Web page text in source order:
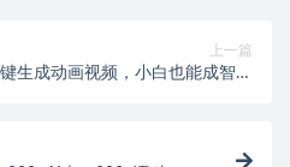
上一篇
生成动画视频，小白也能成智能